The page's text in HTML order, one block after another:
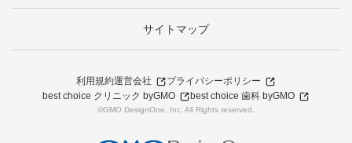
サイトマップ
利用規約運営会社
プライバシーポリシー
best choice クリニック byGMO
best choice 歯科 byGMO
©GMO DesignOne, Inc. All Rights reserved.